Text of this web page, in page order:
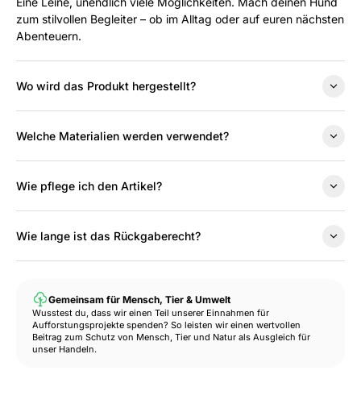
zum stilvollen Begleiter – ob im Alltag oder auf euren nächsten
Abenteuern.
Wo wird das Produkt hergestellt?
Welche Materialien werden verwendet?
Wie pflege ich den Artikel?
Wie lange ist das Rückgaberecht?
Gemeinsam für Mensch, Tier & Umwelt
Wusstest du, dass wir einen Teil unserer Einnahmen für
Aufforstungsprojekte spenden? So leisten wir einen wertvollen
Beitrag zum Schutz von Mensch, Tier und Natur als Ausgleich für
unser Handeln.